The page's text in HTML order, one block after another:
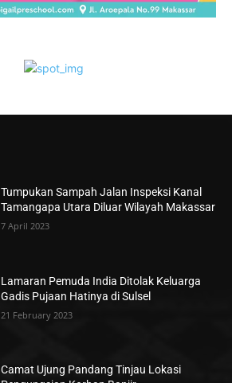
Tumpukan Sampah Jalan Inspeksi Kanal
Tamangapa Utara Diluar Wilayah Makassar
7 April 2023
Lamaran Pemuda India Ditolak Keluarga
Gadis Pujaan Hatinya di Sulsel
21 February 2023
Camat Ujung Pandang Tinjau Lokasi